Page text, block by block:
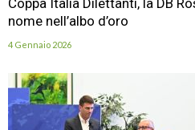
nome nell’albo d’oro
4 Gennaio 2026